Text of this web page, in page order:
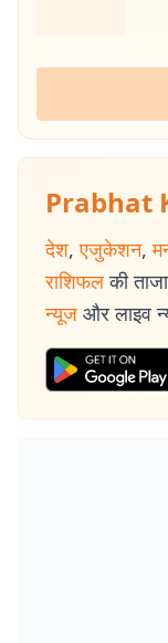
Prabhat
देश, एजुकेशन,
राशिफल की
न्यूज और लाइव